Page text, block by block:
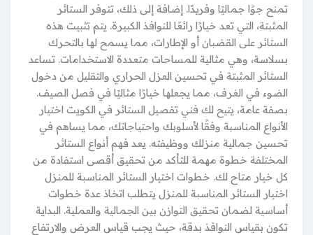
تمنح جوًا جماليًا وفريدًا. إضافة إلى ذلك، تتوفر الستائر
المثبتة، التي تعد خيارًا رائعًا للنوافذ الكبيرة. يتم تثبيت هذه
الستائر على القضبان أو الإطارات، مما يسمح لها بالتحرك
بسلاسة، وهي مثالية للمساحات متعددة الاستخدامات. تساعد
الستائر المثبتة في تحسين العزل الحراري والتقليل من دخول
الضوء في الغرف، مما يجعلها خيارًا مثاليًا في فصل الصيف.
بصفة عامة، يتيح لك فني تفصيل الستائر في الكويت اختيار
الأنواع المناسبة وفقًا لأسلوبك واحتياجاتك، مما يساهم في
تحسين جمالية منزلك ووظيفته. يعد فهم أنواع الستائر
المختلفة خطوة مهمة للتأكد من تحقيق أقصى استفادة من
كل خيار متاح لك. خطوات اختيار الستائر المناسبة للمنزل
اختيار الستائر المناسبة للمنزل يتطلب اتخاذ عدة خطوات
أساسية لضمان تحقيق التوازن بين الجمالية والعملية. البداية
تكون بقياس النوافذ بدقة، حيث يجب قياس العرض والارتفاع